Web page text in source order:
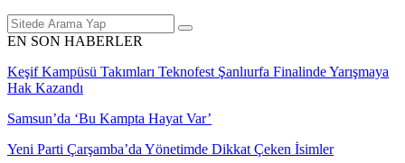
EN SON HABERLER
Keşif Kampüsü Takımları Teknofest Şanlıurfa Finalinde Yarışmaya
Hak Kazandı
Samsun’da ‘Bu Kampta Hayat Var’
Yeni Parti Çarşamba’da Yönetimde Dikkat Çeken İsimler